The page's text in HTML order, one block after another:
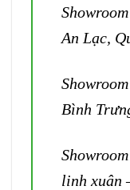
An Lạc,
Bình
linh xuân